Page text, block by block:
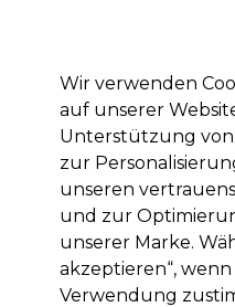
Marken Deals Haare
Lieferung und
– mehr
Saloneinrichtung Salon-
Angebote
Wir verwenden
auf unserer
Unterstützung
zur
unseren
und zur
unserer Marke.
akzeptieren“, wenn
Verwendung